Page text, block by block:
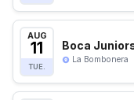
AUG
11
TUE.
Boca
La Bombonera